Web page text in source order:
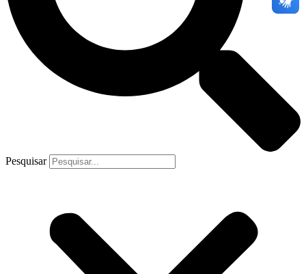
Pesquisar